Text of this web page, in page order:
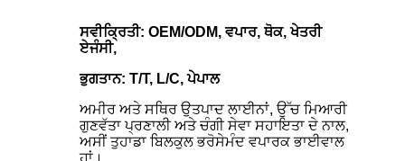
ਸਵੀਕ੍ਰਿਤੀ: OEM/ODM, ਵਪਾਰ, ਥੋਕ, ਖੇਤਰੀ
ਏਜੰਸੀ,
ਭੁਗਤਾਨ: T/T, L/C, ਪੇਪਾਲ
ਅਮੀਰ ਅਤੇ ਸਥਿਰ ਉਤਪਾਦ ਲਾਈਨਾਂ, ਉੱਚ ਮਿਆਰੀ
ਗੁਣਵੱਤਾ ਪ੍ਰਣਾਲੀ ਅਤੇ ਚੰਗੀ ਸੇਵਾ ਸਹਾਇਤਾ ਦੇ ਨਾਲ,
ਅਸੀਂ ਤੁਹਾਡਾ ਬਿਲਕੁਲ ਭਰੋਸੇਮੰਦ ਵਪਾਰਕ ਭਾਈਵਾਲ